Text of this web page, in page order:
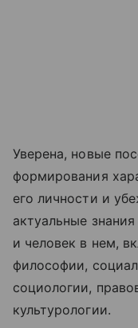
Уверена, новые
формирования
его личности и
актуальные
и человек в нем,
философии,
социологии,
культурологии.